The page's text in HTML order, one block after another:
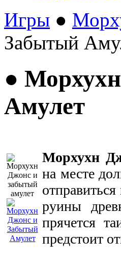
Игры ●
Забытый
●
Амулет
Морхухн
на месте
руины
прячется
предстоит